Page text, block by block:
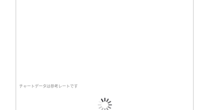
チャートデータは参考レートです